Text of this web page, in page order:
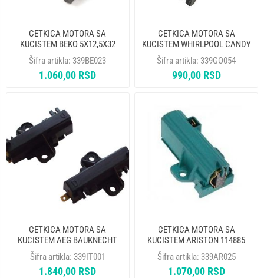
CETKICA MOTORA SA
KUCISTEM BEKO 5X12,5X32
371201201 CAR029UN IT
Šifra artikla: 339BE023
1.060,00 RSD
CETKICA MOTORA SA
KUCISTEM WHIRLPOOL CANDY
GORENJE 182366 ZA WA61061
CAR000UN (5X13,5X37mm)
DVOSLOJNA GER
Šifra artikla: 339GO054
990,00 RSD
CETKICA MOTORA SA
KUCISTEM AEG BAUKNECHT
GORENJE CAR021UN 162AE10
(5X12,5X32mm)
Šifra artikla: 339IT001
1.840,00 RSD
CETKICA MOTORA SA
KUCISTEM ARISTON 114885
AR1516 (4,9X13X4,8mm)
Šifra artikla: 339AR025
1.070,00 RSD